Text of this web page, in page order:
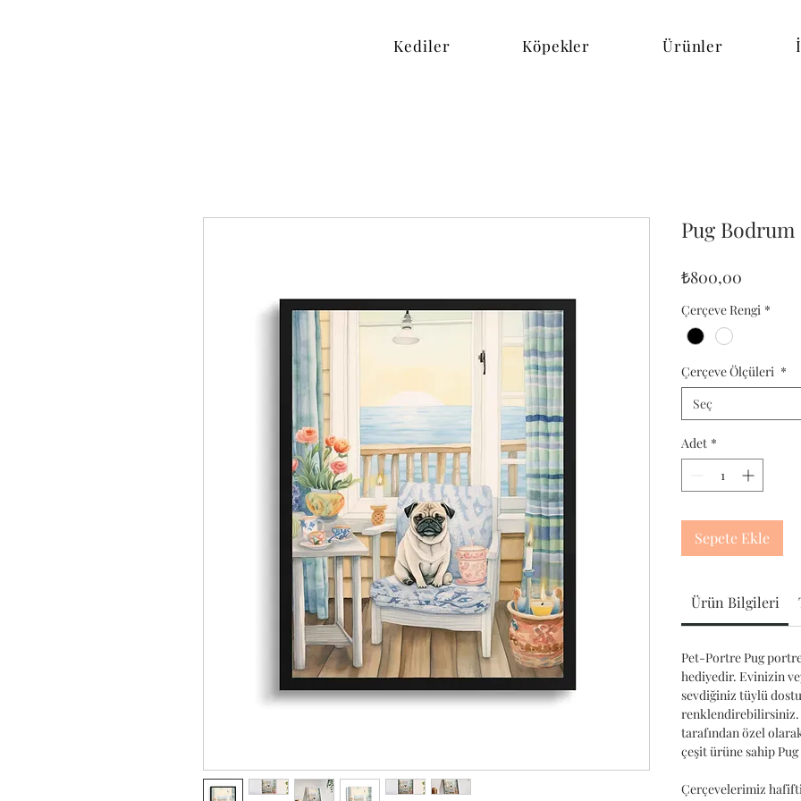
Kediler Köpekler Ürünler
Pug Bodrum
₺800,00
Çerçeve Rengi *
Çerçeve Ölçüleri *
Seç
Adet *
Sepete Ekle
Ürün Bilgileri
Pet-Portre Pug
hediyedir. Evinizin
sevdiğiniz tüylü
renklendirebilirsiniz.
tarafından özel
çeşit ürüne sahip
Çerçevelerimiz